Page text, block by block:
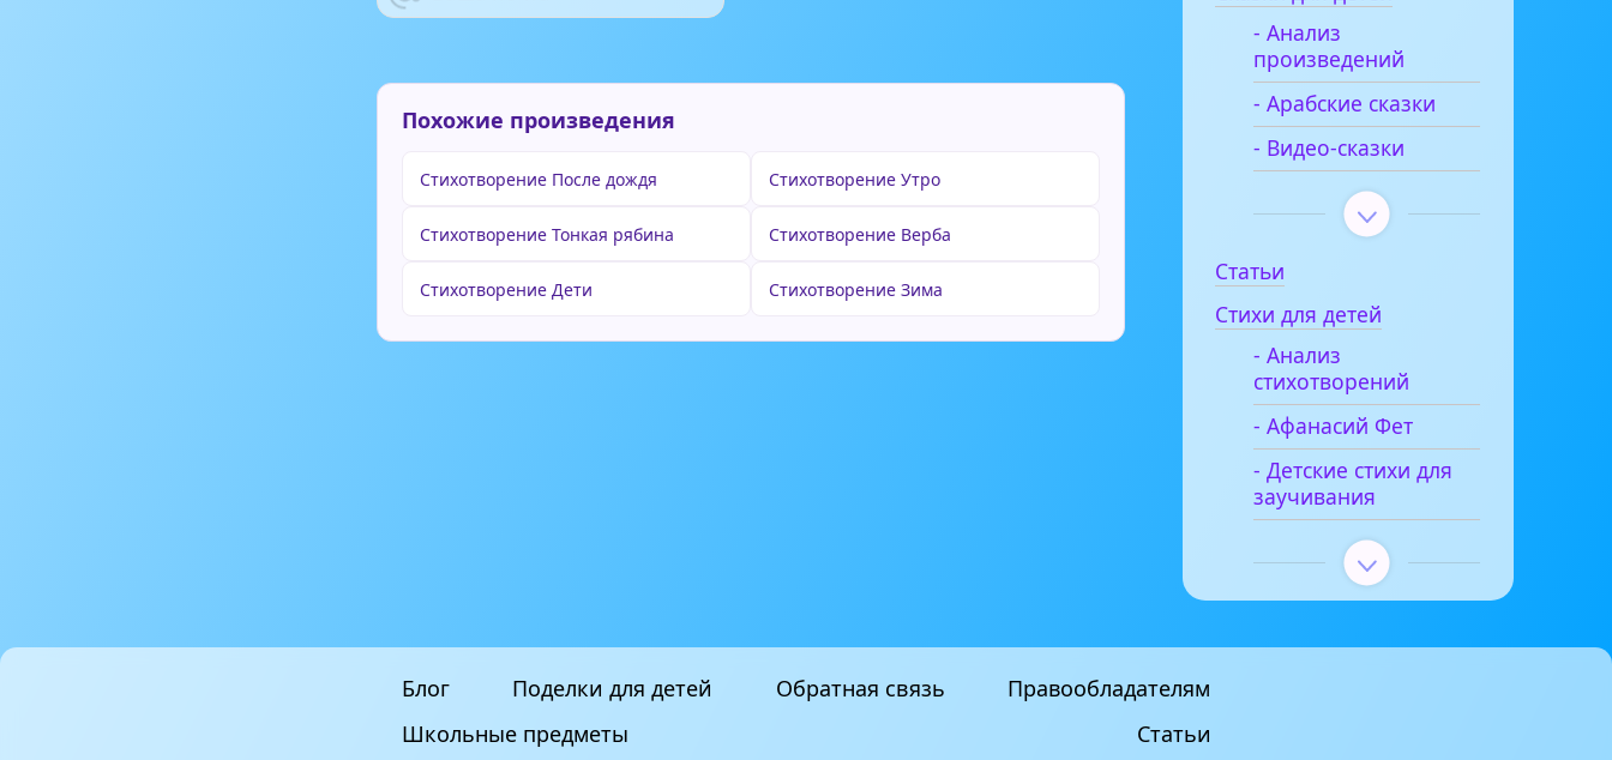
Похожие произведения
Стихотворение После дождя Стихотворение Утро
Стихотворение Тонкая рябина Стихотворение Верба
Стихотворение Дети Стихотворение Зима
- Анализ
произведений
- Арабские сказки
- Видео-сказки
Статьи
Стихи для детей
- Анализ
стихотворений
- Афанасий Фет
- Детские стихи для
заучивания
Блог Поделки для детей Обратная связь
Правообладателям
Школьные предметы
Статьи